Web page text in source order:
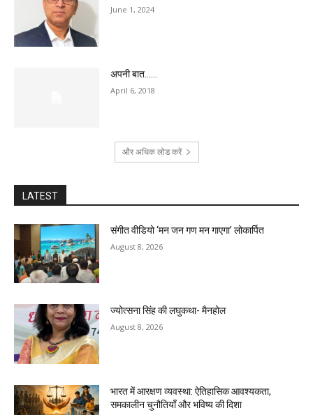
June 1, 2024
अपनी बात……
April 6, 2018
और अधिक लोड करें
LATEST
संगीत वीडियो ‘मन जन गण मन गाएगा’ लोकार्पित
August 8, 2026
ज्योत्सना सिंह की लघुकथा- मैनहोल
August 8, 2026
भारत में आरक्षण व्यवस्था: ऐतिहासिक आवश्यकता,
समकालीन चुनौतियाँ और भविष्य की दिशा